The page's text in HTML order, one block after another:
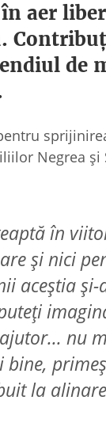
aer
de
Negrea și
în
și nici
aceștia
nu
bine,
la